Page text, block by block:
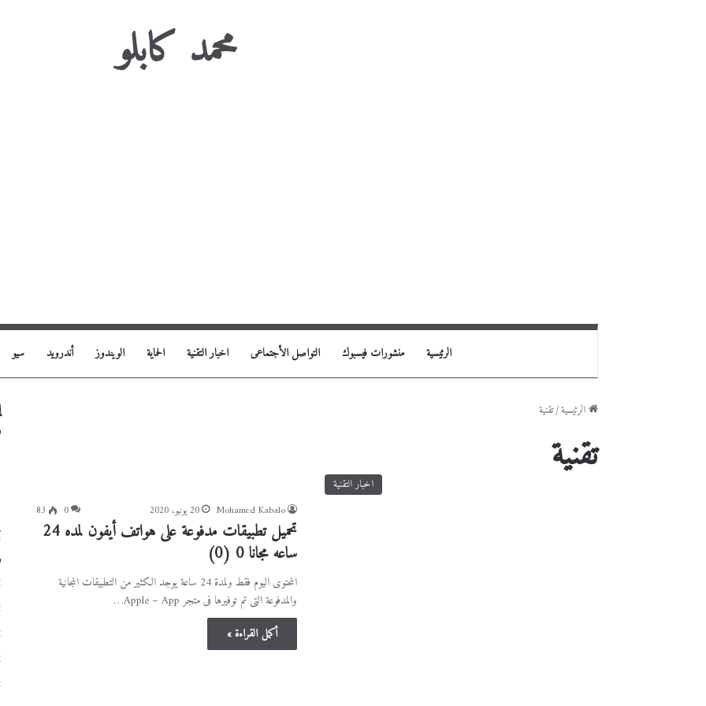
محمد كابلو
الرئيسية منشورات فيسبوك التواصل الأجتماعى اخبار التقنية الحماية الويندوز أندرويد سيو
الرئيسية/تقنية
تقنية اخبار التقنية
Mohamed Kabalo 20 يونيو، 2020 0
83
تحميل تطبيقات مدفوعة على هواتف أيفون لمده 24
ساعه مجانا0 (0)
المحتوى اليوم فقط ولمدة 24 ساعة يوجد الكثير من التطبيقات المجانية
والمدفوعة التى تم توفيرها فى متجر Apple – App…
أكمل القراءة »